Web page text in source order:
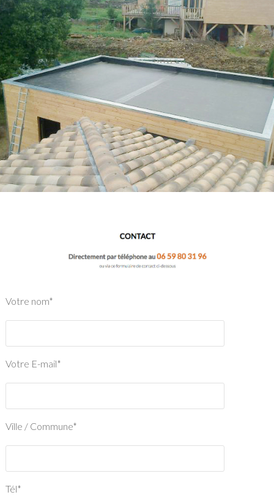
Votre nom*
Votre E-mail*
Ville / Commune*
Tél*